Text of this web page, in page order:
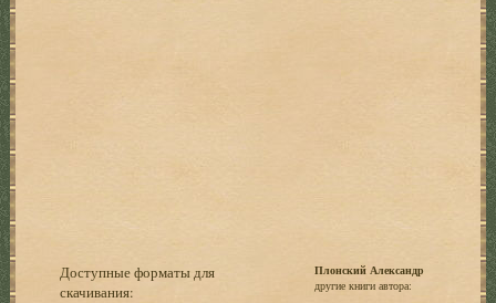
Доступные форматы для
скачивания:
Плонский Александр
другие книги автора: